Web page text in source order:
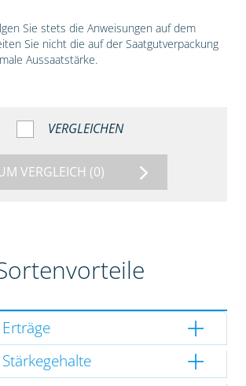
Sie stets die Anweisungen auf dem
Sie nicht die auf der Saatgutverpackung
Aussaatstärke.
VERGLEICHEN
VERGLEICH (0)